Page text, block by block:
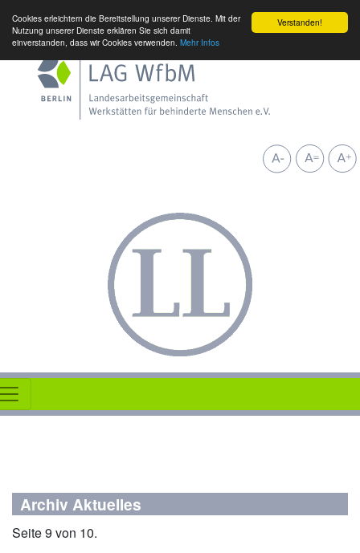
Verstanden!
Cookies erleichtern die Bereitstellung unserer Dienste. Mit der
Nutzung unserer Dienste erklären Sie sich damit
einverstanden, dass wir Cookies verwenden. Mehr Infos
Archiv Aktuelles
Seite 9 von 10.